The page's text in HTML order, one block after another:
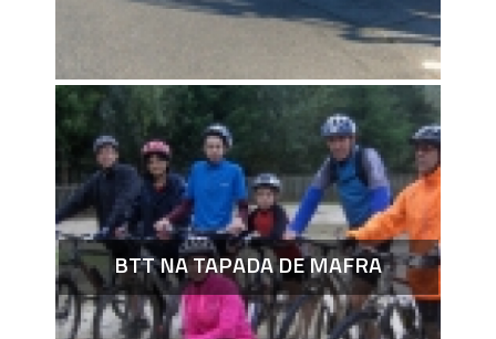
BTT NA TAPADA DE MAFRA